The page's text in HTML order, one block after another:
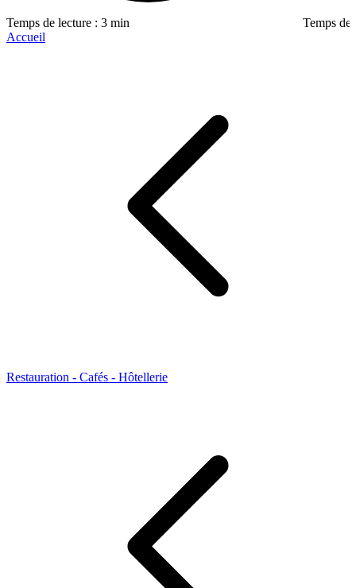
Temps de lecture : 3 min
Temps de
Accueil
Restauration - Cafés - Hôtellerie